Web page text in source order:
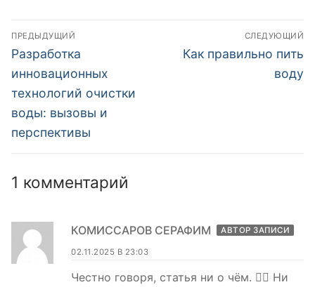
Навигация
по
записям
ПРЕДЫДУЩИЙ
Предыдущая
запись:
Разработка
инновационных
технологий очистки
воды: вызовы и
перспективы
СЛЕДУЮЩИЙ
Следующая
Как правильно пить
воду
1 комментарий
КОМИССАРОВ СЕРАФИМ АВТОР ЗАПИСИ
02.11.2025 В 23:03
Честно говоря, статья ни о чём. 🤦‍♂️ Ни